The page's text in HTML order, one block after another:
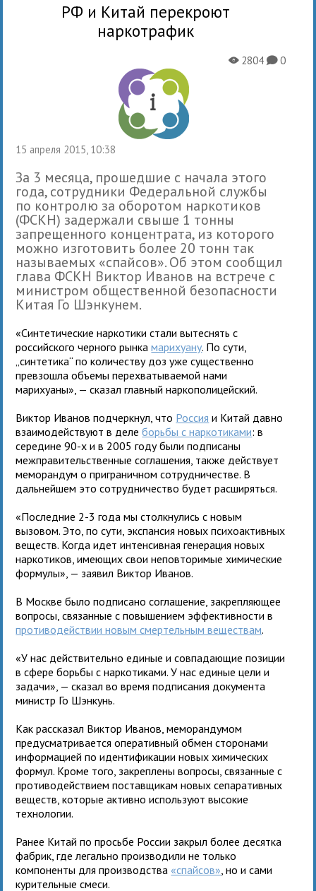
РФ и Китай перекроют
наркотрафик
15 апреля 2015, 10:38
X2804K0
За 3 месяца, прошедшие с начала этого
года, сотрудники Федеральной службы
по контролю за оборотом наркотиков
(ФСКН) задержали свыше 1 тонны
запрещенного концентрата, из которого
можно изготовить более 20 тонн так
называемых «спайсов». Об этом сообщил
глава ФСКН Виктор Иванов на встрече с
министром общественной безопасности
Китая Го Шэнкунем.
«Синтетические наркотики стали вытеснять с
российского черного рынкамарихуану. По сути,
„синтетика“ по количеству доз уже существенно
превзошла объемы перехватываемой нами
марихуаны», — сказал главный наркополицейский.
Виктор Иванов подчеркнул, что Россия и Китай давно
взаимодействуют в делеборьбы с наркотиками: в
середине 90-х и в 2005 году были подписаны
межправительственные соглашения, также действует
меморандум о приграничном сотрудничестве. В
дальнейшем это сотрудничество будет расширяться.
«Последние 2-3 года мы столкнулись с новым
вызовом. Это, по сути, экспансия новых психоактивных
веществ. Когда идет интенсивная генерация новых
наркотиков, имеющих свои неповторимые химические
формулы», — заявил Виктор Иванов.
В Москве было подписано соглашение, закрепляющее
вопросы, связанные с повышением эффективности в
противодействии новым смертельным веществам.
«У нас действительно единые и совпадающие позиции
в сфере борьбы с наркотиками. У нас единые цели и
задачи», — сказал во время подписания документа
министр Го Шэнкунь.
Как рассказал Виктор Иванов, меморандумом
предусматривается оперативный обмен сторонами
информацией по идентификации новых химических
формул. Кроме того, закреплены вопросы, связанные с
противодействием поставщикам новых сепаративных
веществ, которые активно используют высокие
технологии.
Ранее Китай по просьбе России закрыл более десятка
фабрик, где легально производили не только
компоненты для производства «спайсов» , но и сами
курительные смеси.